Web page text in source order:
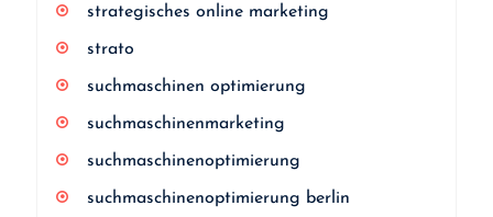
strategisches online marketing
strato
suchmaschinen optimierung
suchmaschinenmarketing
suchmaschinenoptimierung
suchmaschinenoptimierung berlin